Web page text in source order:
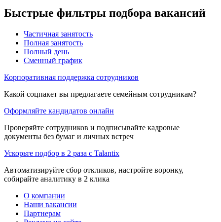
Быстрые фильтры подбора вакансий
Частичная занятость
Полная занятость
Полный день
Сменный график
Корпоративная поддержка сотрудников
Какой соцпакет вы предлагаете семейным сотрудникам?
Оформляйте кандидатов онлайн
Проверяйте сотрудников и подписывайте кадровые
документы без бумаг и личных встреч
Ускорьте подбор в 2 раза с Talantix
Автоматизируйте сбор откликов, настройте воронку,
собирайте аналитику в 2 клика
О компании
Наши вакансии
Партнерам